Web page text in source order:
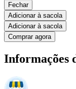
Fechar
Adicionar à sacola
Adicionar à sacola
Comprar agora
Informações